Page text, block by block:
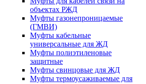
объектах РЖД
Муфты газонепроницаемые
(ГМВИ)
Муфты кабельные
универсальные для ЖД
Муфты полиэтиленовые
защитные
Муфты свинцовые для ЖД
Муфты термоусаживаемые для